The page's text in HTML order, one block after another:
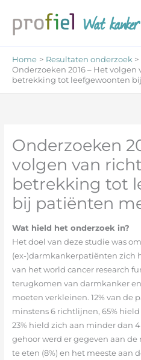
naar
inhoud
Wat
Home Resultaten onderzoek
Onderzoeken 2016 – Het
betrekking tot leefgewoonten
Onderzoeken
volgen van
betrekking tot
bij patiënten
Wat hield het onderzoek in?
Het doel van deze studie was
(ex-)darmkankerpatiënten zich
van het world cancer research
terugkomen van darmkanker
moeten verkleinen. 12% van de
minstens 6 richtlijnen, 65%
23% hield zich aan minder dan
gehoor werd er gegeven aan
te eten (8%) en het meeste aan